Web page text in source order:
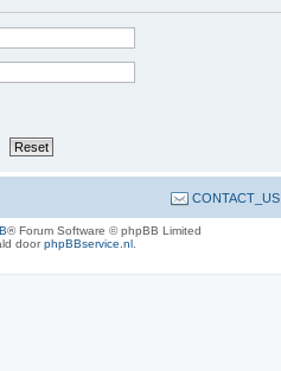
CONTACT_US
® Forum Software © phpBB Limited
doorphpBBservice.nl.